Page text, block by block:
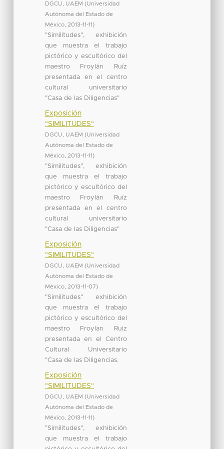
DGCU, UAEM (Universidad
Autónoma del Estado de
México, 2013-11-11)
"Similitudes", exhibición
que muestra el trabajo
pictórico y escultórico del
maestro Froylán Ruíz
presentada en el centro
cultural universitario
"Casa de las Diligencias"
Exposición
"SIMILITUDES"
DGCU, UAEM (Universidad
Autónoma del Estado de
México, 2013-11-11)
"Similitudes", exhibición
que muestra el trabajo
pictórico y escultórico del
maestro Froylán Ruíz
presentada en el centro
cultural universitario
"Casa de las Diligencias"
Exposición
"SIMILITUDES"
DGCU, UAEM (Universidad
Autónoma del Estado de
México, 2013-11-07)
"Similitudes" exhibición
que muestra el trabajo
pictórico y escultórico del
maestro Froylan Ruiz
presentada en el Centro
Cultural Universitario
"Casa de las Diligencias.
Exposición
"SIMILITUDES"
DGCU, UAEM (Universidad
Autónoma del Estado de
México, 2013-11-11)
"Similitudes", exhibición
que muestra el trabajo